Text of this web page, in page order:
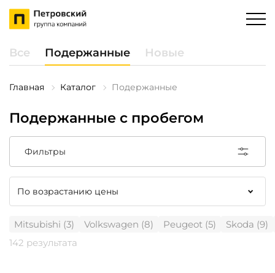
Все Подержанные Новые
Главная Каталог Подержанные
Подержанные с пробегом
Фильтры
Mitsubishi (3) Volkswagen (8) Peugeot (5)
Skoda (9)
142 результата